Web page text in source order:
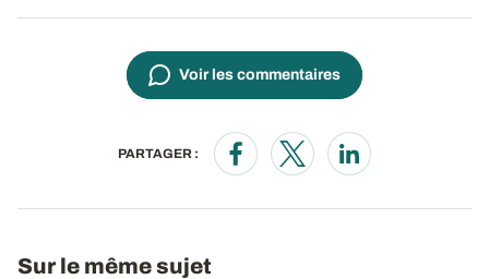
Voir les commentaires
PARTAGER :
Opens in a new window
Opens in a new window
Opens in a new
Sur le même sujet